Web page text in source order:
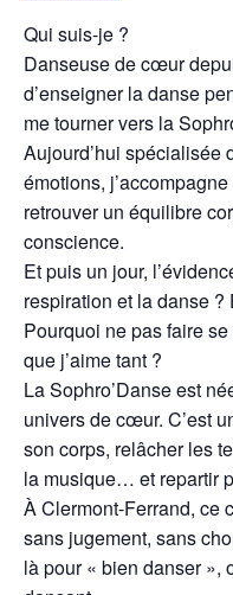
Qui suis-je ?
Danseuse de cœur
d’enseigner la danse
me tourner vers la
Aujourd’hui spécialisée
émotions,
retrouver un équilibre
conscience.
Et puis un jour,
respiration et la danse
Pourquoi ne pas faire
que j’aime tant ?
La Sophro’Danse est
univers de cœur. C’est
son corps, relâcher les
la musique… et repartir
À Clermont-Ferrand, ce
sans jugement, sans
là pour « bien danser »,